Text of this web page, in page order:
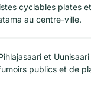
cyclables plates
au centre-ville.
et
publics et de